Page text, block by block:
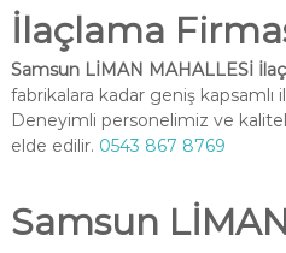
İlaçlama
Samsun LİMAN MAHALLESİ
fabrikalara kadar geniş
Deneyimli personelimiz ve
elde edilir. 0543 867 8769
Samsun